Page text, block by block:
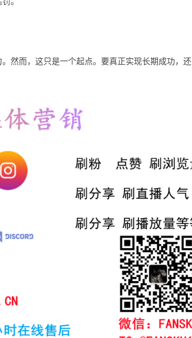
然而，这只是一个起点。要真正实现长期成功，